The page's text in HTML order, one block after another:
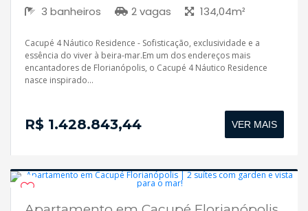
3 banheiros
2 vagas 134,04m²
Cacupé 4 Náutico Residence - Sofisticação, exclusividade e a
essência do viver à beira-mar.Em um dos endereços mais
encantadores de Florianópolis, o Cacupé 4 Náutico Residence
nasce inspirado...
R$ 1.428.843,44 VER MAIS